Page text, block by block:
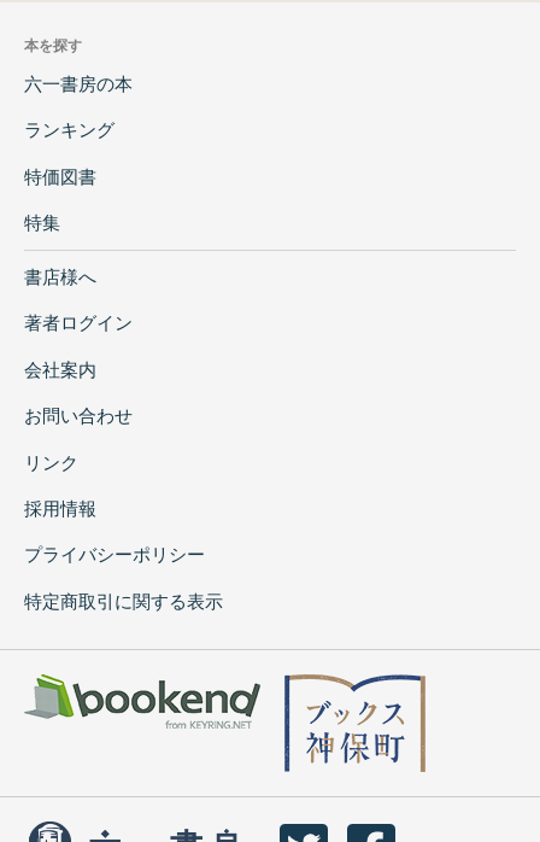
本を探す
六一書房の本
ランキング
特価図書
特集
書店様へ
著者ログイン
会社案内
お問い合わせ
リンク
採用情報
プライバシーポリシー
特定商取引に関する表示